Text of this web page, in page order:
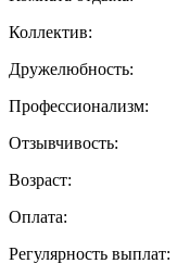
Коллектив:
Дружелюбность:
Профессионализм:
Отзывчивость:
Возраст:
Оплата:
Регулярность выплат: